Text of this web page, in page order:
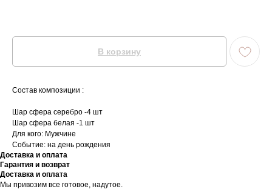
В корзину
Состав композиции :
Шар сфера серебро -4 шт
Шар сфера белая -1 шт
Для кого: Мужчине
Событие: на день рождения
Доставка и оплата
Гарантия и возврат
Доставка и оплата
Мы привозим все готовое, надутое.